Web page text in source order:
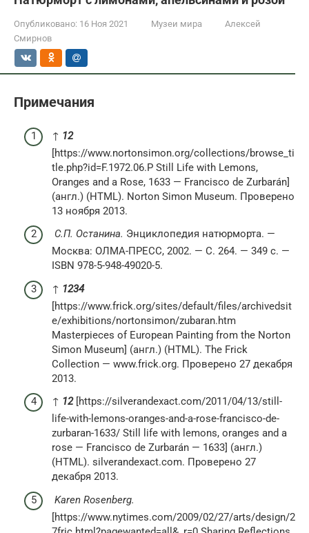
Опубликовано: 16 Ноя 2021 Музеи мира
Алексей
Смирнов
Примечания
↑ 12
[https://www.nortonsimon.org/collections/browse_ti
tle.php?id=F.1972.06.P Still Life with Lemons,
Oranges and a Rose, 1633 — Francisco de Zurbarán]
(англ.) (HTML). Norton Simon Museum. Проверено
13 ноября 2013.
С.П. Останина. Энциклопедия натюрморта. —
Москва: ОЛМА-ПРЕСС, 2002. — С. 264. — 349 с. —
ISBN 978-5-948-49020-5.
↑ 1234
[https://www.frick.org/sites/default/files/archivedsit
e/exhibitions/nortonsimon/zubaran.htm
Masterpieces of European Painting from the Norton
Simon Museum] (англ.) (HTML). The Frick
Collection — www.frick.org. Проверено 27 декабря
2013.
↑ 12[https://silverandexact.com/2011/04/13/still-
life-with-lemons-oranges-and-a-rose-francisco-de-
zurbaran-1633/ Still life with lemons, oranges and a
rose — Francisco de Zurbarán — 1633] (англ.)
(HTML). silverandexact.com. Проверено 27
декабря 2013.
Karen Rosenberg.
[https://www.nytimes.com/2009/02/27/arts/design/2